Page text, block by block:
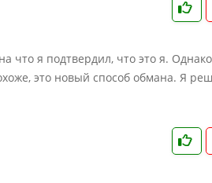
что я подтвердил, что это я. Однако
это новый способ обмана. Я